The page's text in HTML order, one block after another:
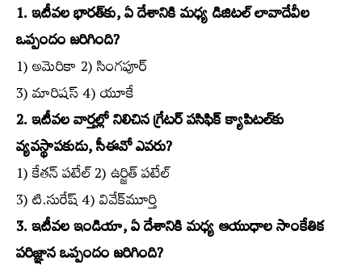
1. ఇటీవల భారత్‌కు, ఏ దేశానికి మధ్య డిజిటల్‌ లావాదేవీల
ఒప్పందం జరిగింది?
1) అమెరికా 2) సింగపూర్‌
3) మారిషస్‌ 4) యూకే
2. ఇటీవల వార్తల్లో నిలిచిన గ్రేటర్‌ పసిఫిక్‌ క్యాపిటల్‌కు
వ్యవస్థాపకుడు, సీఈవో ఎవరు?
1) కేతన్‌ పటేల్‌ 2) ఉర్జిత్‌ పటేల్‌
3) టి.సురేష్‌ 4) వివేక్‌మూర్తి
3. ఇటీవల ఇండియా, ఏ దేశానికి మధ్య ఆయుధాల సాంకేతిక
పరిజ్ఞాన ఒప్పందం జరిగింది?